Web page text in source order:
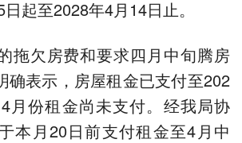
起至2028年4月14日止。
拖欠房费和要求四月中旬腾房
确表示，房屋租金已支付至202
月份租金尚未支付。经我局协
本月20日前支付租金至4月中